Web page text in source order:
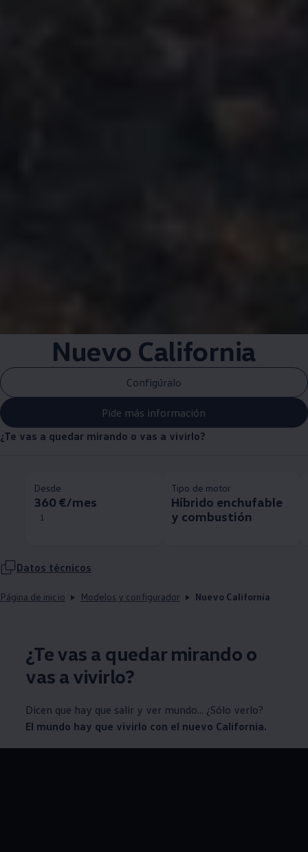
Nuevo California
Configúralo
Pide más información
¿Te vas a quedar mirando o vas a vivirlo?
Desde
360 €/mes
1
Tipo de motor
Híbrido enchufable
y combustión
Datos técnicos
Página de inicio Modelos y configurador Nuevo California
¿Te vas a quedar mirando o
vas a vivirlo?
Dicen que hay que salir y ver mundo... ¿Sólo verlo?
El mundo hay que vivirlo con el nuevo California.